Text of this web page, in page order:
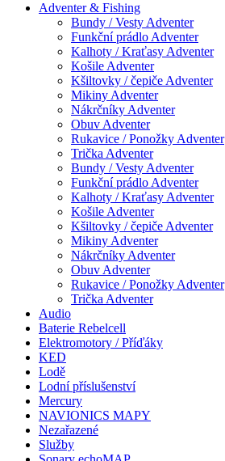
Adventer & Fishing
Bundy / Vesty Adventer
Funkční prádlo Adventer
Kalhoty / Kraťasy Adventer
Košile Adventer
Kšiltovky / čepiče Adventer
Mikiny Adventer
Nákrčníky Adventer
Obuv Adventer
Rukavice / Ponožky Adventer
Trička Adventer
Bundy / Vesty Adventer
Funkční prádlo Adventer
Kalhoty / Kraťasy Adventer
Košile Adventer
Kšiltovky / čepiče Adventer
Mikiny Adventer
Nákrčníky Adventer
Obuv Adventer
Rukavice / Ponožky Adventer
Trička Adventer
Audio
Baterie Rebelcell
Elektromotory / Příďáky
KED
Lodě
Lodní příslušenství
Mercury
NAVIONICS MAPY
Nezařazené
Služby